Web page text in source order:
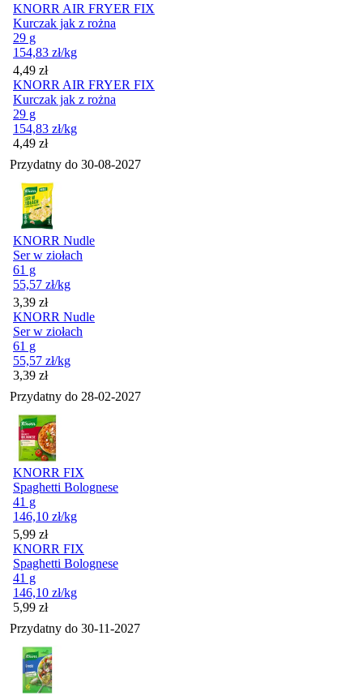
KNORR AIR FRYER FIX
Kurczak jak z rożna
29 g
154,83 zł/kg
Cena
4,49 zł
KNORR AIR FRYER FIX
Kurczak jak z rożna
29 g
154,83 zł/kg
Cena
4,49 zł
Przydatny do 30-08-2027
KNORR Nudle
Ser w ziołach
61 g
55,57 zł/kg
Cena
3,39 zł
KNORR Nudle
Ser w ziołach
61 g
55,57 zł/kg
Cena
3,39 zł
Przydatny do 28-02-2027
KNORR FIX
Spaghetti Bolognese
41 g
146,10 zł/kg
Cena
5,99 zł
KNORR FIX
Spaghetti Bolognese
41 g
146,10 zł/kg
Cena
5,99 zł
Przydatny do 30-11-2027